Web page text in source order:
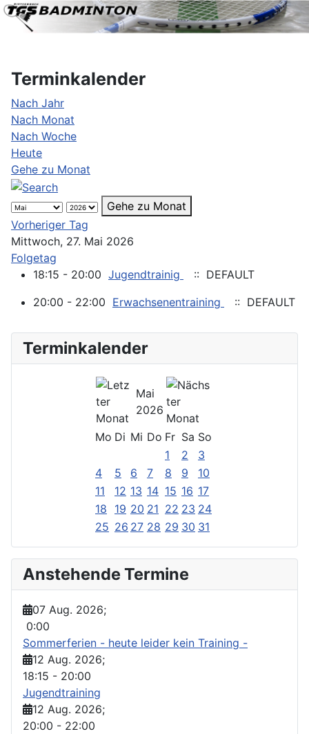
Terminkalender
Nach Jahr
Nach Monat
Nach Woche
Heute
Gehe zu Monat
Gehe zu Monat
Vorheriger Tag
Mittwoch, 27. Mai 2026
Folgetag
18:15 - 20:00 Jugendtrainig
:: DEFAULT
20:00 - 22:00 Erwachsenentraining :: DEFAULT
Terminkalender
Mai
2026
Mo Di Mi Do Fr Sa So
1
2
3
4
5 6 7 8 9
10
11
12 13 14 15 16 17
18
19 20 21 22 23 24
25 26 27 28 29 30 31
Anstehende Termine
07 Aug. 2026;
0:00
Sommerferien - heute leider kein Training -
12 Aug. 2026;
18:15 - 20:00
Jugendtraining
12 Aug. 2026;
20:00 - 22:00